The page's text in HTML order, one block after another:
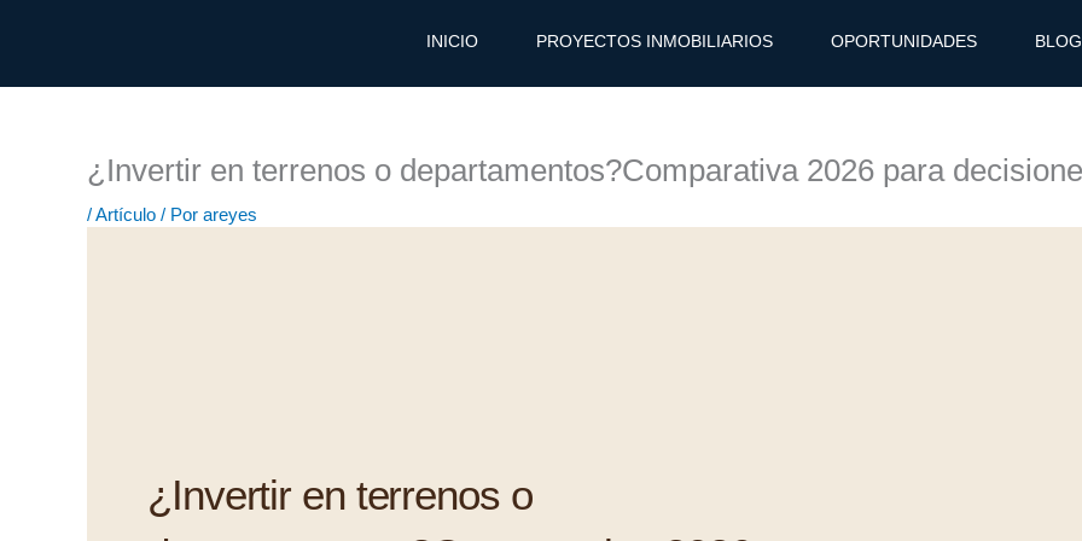
INICIO PROYECTOS INMOBILIARIOS OPORTUNIDADES BLOG
¿Invertir en terrenos o departamentos?Comparativa 2026 para
/Artículo / Por areyes
¿Invertir en terrenos o